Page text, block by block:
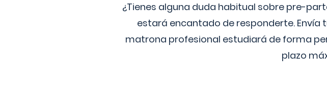
¿Tienes alguna duda habitual sobre pre-
estará encantado de responderte.
matrona profesional estudiará de forma
plazo